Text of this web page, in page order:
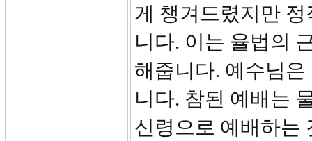
게 챙겨드렸지만
니다. 이는 율법의
해줍니다. 예수님
니다. 참된 예배는
신령으로 예배하는